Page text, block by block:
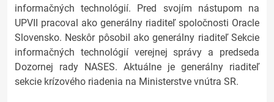
informačných technológií. Pred svojím nástupom na
UPVII pracoval ako generálny riaditeľ spoločnosti Oracle
Slovensko. Neskôr pôsobil ako generálny riaditeľ Sekcie
informačných technológií verejnej správy a predseda
Dozornej rady NASES. Aktuálne je generálny riaditeľ
sekcie krízového riadenia na Ministerstve vnútra SR.